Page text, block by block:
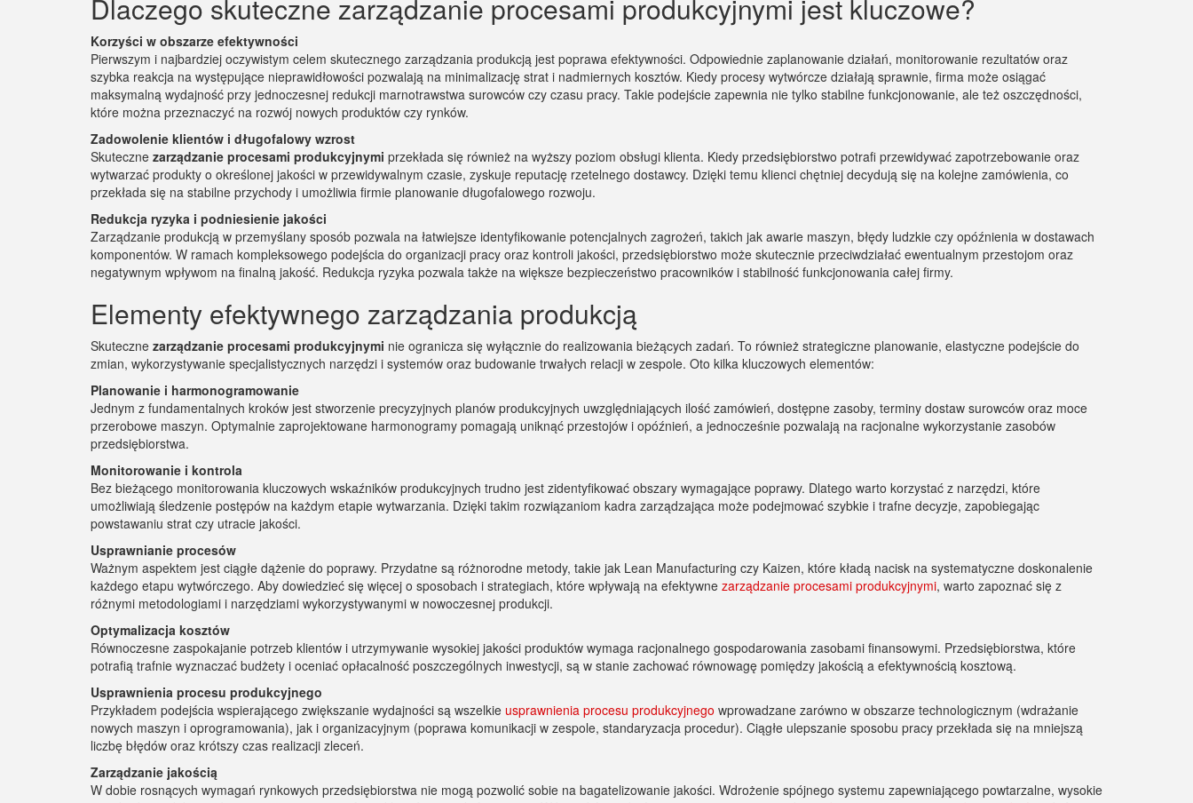
Dlaczego skuteczne zarządzanie procesami produkcyjnymi jest kluczowe?
Korzyści w obszarze efektywności
Pierwszym i najbardziej oczywistym celem skutecznego zarządzania produkcją jest poprawa efektywności. Odpowiednie zaplanowanie działań, monitorowanie rezultatów oraz
szybka reakcja na występujące nieprawidłowości pozwalają na minimalizację strat i nadmiernych kosztów. Kiedy procesy wytwórcze działają sprawnie, firma może osiągać
maksymalną wydajność przy jednoczesnej redukcji marnotrawstwa surowców czy czasu pracy. Takie podejście zapewnia nie tylko stabilne funkcjonowanie, ale też oszczędności,
które można przeznaczyć na rozwój nowych produktów czy rynków.
Zadowolenie klientów i długofalowy wzrost
Skuteczne zarządzanie procesami produkcyjnymi przekłada się również na wyższy poziom obsługi klienta. Kiedy przedsiębiorstwo potrafi przewidywać zapotrzebowanie oraz
wytwarzać produkty o określonej jakości w przewidywalnym czasie, zyskuje reputację rzetelnego dostawcy. Dzięki temu klienci chętniej decydują się na kolejne zamówienia, co
przekłada się na stabilne przychody i umożliwia firmie planowanie długofalowego rozwoju.
Redukcja ryzyka i podniesienie jakości
Zarządzanie produkcją w przemyślany sposób pozwala na łatwiejsze identyfikowanie potencjalnych zagrożeń, takich jak awarie maszyn, błędy ludzkie czy opóźnienia w dostawach
komponentów. W ramach kompleksowego podejścia do organizacji pracy oraz kontroli jakości, przedsiębiorstwo może skutecznie przeciwdziałać ewentualnym przestojom oraz
negatywnym wpływom na finalną jakość. Redukcja ryzyka pozwala także na większe bezpieczeństwo pracowników i stabilność funkcjonowania całej firmy.
Elementy efektywnego zarządzania produkcją
Skuteczne zarządzanie procesami produkcyjnymi nie ogranicza się wyłącznie do realizowania bieżących zadań. To również strategiczne planowanie, elastyczne podejście do
zmian, wykorzystywanie specjalistycznych narzędzi i systemów oraz budowanie trwałych relacji w zespole. Oto kilka kluczowych elementów:
Planowanie i harmonogramowanie
Jednym z fundamentalnych kroków jest stworzenie precyzyjnych planów produkcyjnych uwzględniających ilość zamówień, dostępne zasoby, terminy dostaw surowców oraz moce
przerobowe maszyn. Optymalnie zaprojektowane harmonogramy pomagają uniknąć przestojów i opóźnień, a jednocześnie pozwalają na racjonalne wykorzystanie zasobów
przedsiębiorstwa.
Monitorowanie i kontrola
Bez bieżącego monitorowania kluczowych wskaźników produkcyjnych trudno jest zidentyfikować obszary wymagające poprawy. Dlatego warto korzystać z narzędzi, które
umożliwiają śledzenie postępów na każdym etapie wytwarzania. Dzięki takim rozwiązaniom kadra zarządzająca może podejmować szybkie i trafne decyzje, zapobiegając
powstawaniu strat czy utracie jakości.
Usprawnianie procesów
Ważnym aspektem jest ciągłe dążenie do poprawy. Przydatne są różnorodne metody, takie jak Lean Manufacturing czy Kaizen, które kładą nacisk na systematyczne doskonalenie
każdego etapu wytwórczego. Aby dowiedzieć się więcej o sposobach i strategiach, które wpływają na efektywne zarządzanie procesami produkcyjnymi, warto zapoznać się z
różnymi metodologiami i narzędziami wykorzystywanymi w nowoczesnej produkcji.
Optymalizacja kosztów
Równoczesne zaspokajanie potrzeb klientów i utrzymywanie wysokiej jakości produktów wymaga racjonalnego gospodarowania zasobami finansowymi. Przedsiębiorstwa, które
potrafią trafnie wyznaczać budżety i oceniać opłacalność poszczególnych inwestycji, są w stanie zachować równowagę pomiędzy jakością a efektywnością kosztową.
Usprawnienia procesu produkcyjnego
Przykładem podejścia wspierającego zwiększanie wydajności są wszelkie usprawnienia procesu produkcyjnego wprowadzane zarówno w obszarze technologicznym (wdrażanie
nowych maszyn i oprogramowania), jak i organizacyjnym (poprawa komunikacji w zespole, standaryzacja procedur). Ciągłe ulepszanie sposobu pracy przekłada się na mniejszą
liczbę błędów oraz krótszy czas realizacji zleceń.
Zarządzanie jakością
W dobie rosnących wymagań rynkowych przedsiębiorstwa nie mogą pozwolić sobie na bagatelizowanie jakości. Wdrożenie spójnego systemu zapewniającego powtarzalne, wysokie